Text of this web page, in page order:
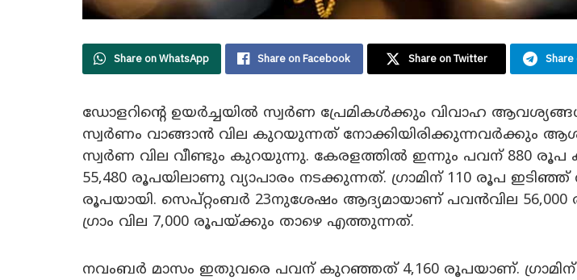
Share on WhatsApp Share on Facebook Share on Twitter Share
ഡോളറിന്റെ ഉയർച്ചയിൽ സ്വർണ പ്രേമികൾക്കും വിവാഹ
സ്വർണം വാങ്ങാൻ വില കുറയുന്നത് നോക്കിയിരിക്കുന്നവർക്കും
സ്വർണ വില വീണ്ടും കുറയുന്നു. കേരളത്തിൽ ഇന്നും പവന് 880
55,480 രൂപയിലാണു വ്യാപാരം നടക്കുന്നത്. ഗ്രാമിന് 110 രൂപ ഇടിഞ്ഞ്
രൂപയായി. സെപ്റ്റംബർ 23നുശേഷം ആദ്യമായാണ് പവൻവില
ഗ്രാം വില 7,000 രൂപയ്ക്കും താഴെ എത്തുന്നത്.
നവംബർ മാസം ഇതുവരെ പവന് കുറഞ്ഞത് 4,160 രൂപയാണ്. ഗ്രാമിന്